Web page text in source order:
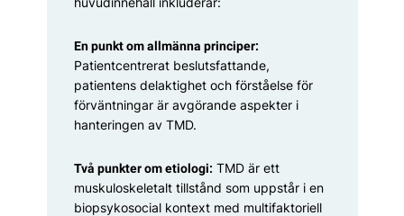
En punkt om allmänna principer:
Patientcentrerat beslutsfattande,
patientens del­aktighet och förståelse för
förväntningar är avgörande aspekter i
hanteringen av TMD.
Två punkter om etiologi: TMD är ett
muskulo­skeletalt tillstånd som uppstår i en
bio­psyko­social kontext med multifaktoriell